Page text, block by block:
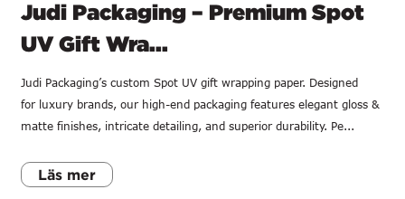
Judi Packaging – Premium Spot
UV Gift Wra...
Judi Packaging’s custom Spot UV gift wrapping paper. Designed
for luxury brands, our high-end packaging features elegant gloss &
matte finishes, intricate detailing, and superior durability. Pe...
Läs mer